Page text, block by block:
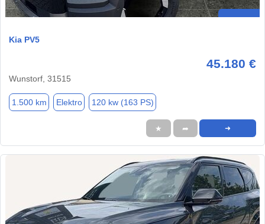
Kia PV5
45.180 €
Wunstorf, 31515
1.500 km Elektro 120 kw (163 PS)
★ ➦ ➜